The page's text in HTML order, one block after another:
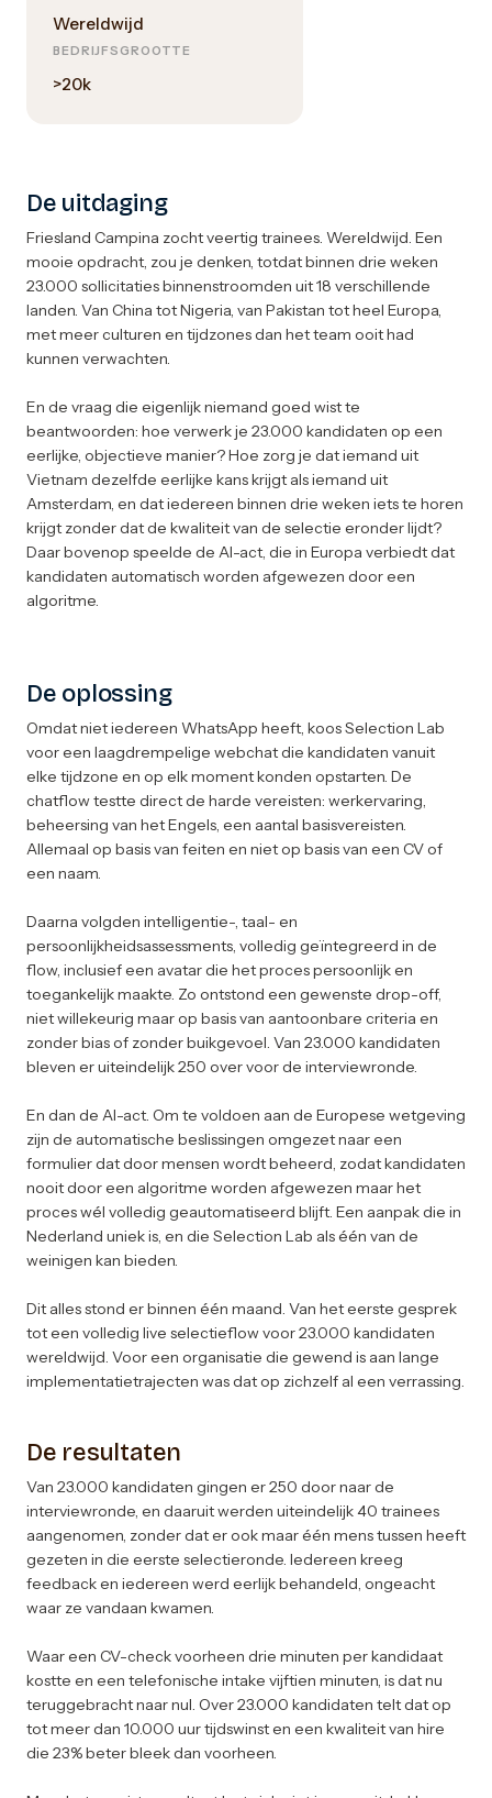
Wereldwijd
BEDRIJFSGROOTTE
>20k
De uitdaging
Friesland Campina zocht veertig trainees. Wereldwijd. Een
mooie opdracht, zou je denken, totdat binnen drie weken
23.000 sollicitaties binnenstroomden uit 18 verschillende
landen. Van China tot Nigeria, van Pakistan tot heel Europa,
met meer culturen en tijdzones dan het team ooit had
kunnen verwachten.
En de vraag die eigenlijk niemand goed wist te
beantwoorden: hoe verwerk je 23.000 kandidaten op een
eerlijke, objectieve manier? Hoe zorg je dat iemand uit
Vietnam dezelfde eerlijke kans krijgt als iemand uit
Amsterdam, en dat iedereen binnen drie weken iets te horen
krijgt zonder dat de kwaliteit van de selectie eronder lijdt?
Daar bovenop speelde de AI-act, die in Europa verbiedt dat
kandidaten automatisch worden afgewezen door een
algoritme.
De oplossing
Omdat niet iedereen WhatsApp heeft, koos Selection Lab
voor een laagdrempelige webchat die kandidaten vanuit
elke tijdzone en op elk moment konden opstarten. De
chatflow testte direct de harde vereisten: werkervaring,
beheersing van het Engels, een aantal basisvereisten.
Allemaal op basis van feiten en niet op basis van een CV of
een naam.
Daarna volgden intelligentie-, taal- en
persoonlijkheidsassessments, volledig geïntegreerd in de
flow, inclusief een avatar die het proces persoonlijk en
toegankelijk maakte. Zo ontstond een gewenste drop-off,
niet willekeurig maar op basis van aantoonbare criteria en
zonder bias of zonder buikgevoel. Van 23.000 kandidaten
bleven er uiteindelijk 250 over voor de interviewronde.
En dan de AI-act. Om te voldoen aan de Europese wetgeving
zijn de automatische beslissingen omgezet naar een
formulier dat door mensen wordt beheerd, zodat kandidaten
nooit door een algoritme worden afgewezen maar het
proces wél volledig geautomatiseerd blijft. Een aanpak die in
Nederland uniek is, en die Selection Lab als één van de
weinigen kan bieden.
Dit alles stond er binnen één maand. Van het eerste gesprek
tot een volledig live selectieflow voor 23.000 kandidaten
wereldwijd. Voor een organisatie die gewend is aan lange
implementatietrajecten was dat op zichzelf al een verrassing.
De resultaten
Van 23.000 kandidaten gingen er 250 door naar de
interviewronde, en daaruit werden uiteindelijk 40 trainees
aangenomen, zonder dat er ook maar één mens tussen heeft
gezeten in die eerste selectieronde. Iedereen kreeg
feedback en iedereen werd eerlijk behandeld, ongeacht
waar ze vandaan kwamen.
Waar een CV-check voorheen drie minuten per kandidaat
kostte en een telefonische intake vijftien minuten, is dat nu
teruggebracht naar nul. Over 23.000 kandidaten telt dat op
tot meer dan 10.000 uur tijdswinst en een kwaliteit van hire
die 23% beter bleek dan voorheen.